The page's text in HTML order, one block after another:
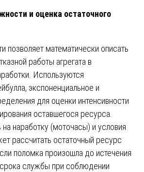
и оценка остаточного
позволяет математически описать
работы агрегата в
Используются
экспоненциальное и
для оценки интенсивности
оставшегося ресурса.
на наработку (моточасы) и условия
рассчитать остаточный ресурс
поломка произошла до истечения
службы при соблюдении